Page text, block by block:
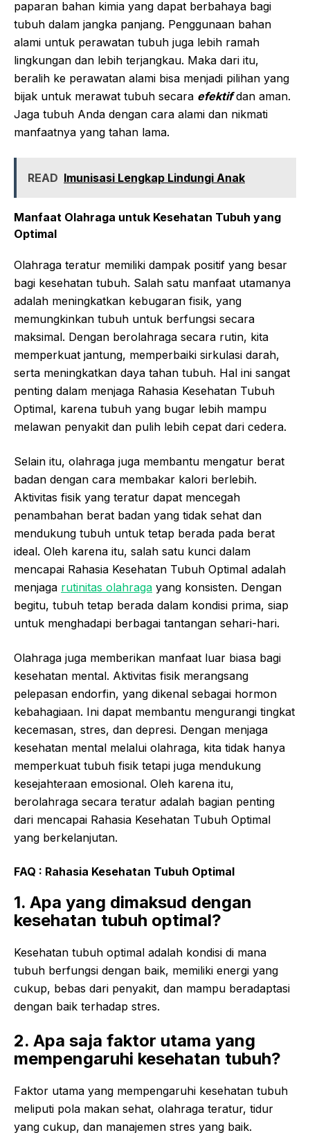
paparan bahan kimia yang dapat berbahaya bagi
tubuh dalam jangka panjang. Penggunaan bahan
alami untuk perawatan tubuh juga lebih ramah
lingkungan dan lebih terjangkau. Maka dari itu,
beralih ke perawatan alami bisa menjadi pilihan yang
bijak untuk merawat tubuh secara efektifdan aman.
Jaga tubuh Anda dengan cara alami dan nikmati
manfaatnya yang tahan lama.
READ Imunisasi Lengkap Lindungi Anak
Manfaat Olahraga untuk Kesehatan Tubuh yang
Optimal
Olahraga teratur memiliki dampak positif yang besar
bagi kesehatan tubuh. Salah satu manfaat utamanya
adalah meningkatkan kebugaran fisik, yang
memungkinkan tubuh untuk berfungsi secara
maksimal. Dengan berolahraga secara rutin, kita
memperkuat jantung, memperbaiki sirkulasi darah,
serta meningkatkan daya tahan tubuh. Hal ini sangat
penting dalam menjaga Rahasia Kesehatan Tubuh
Optimal, karena tubuh yang bugar lebih mampu
melawan penyakit dan pulih lebih cepat dari cedera.
Selain itu, olahraga juga membantu mengatur berat
badan dengan cara membakar kalori berlebih.
Aktivitas fisik yang teratur dapat mencegah
penambahan berat badan yang tidak sehat dan
mendukung tubuh untuk tetap berada pada berat
ideal. Oleh karena itu, salah satu kunci dalam
mencapai Rahasia Kesehatan Tubuh Optimal adalah
menjaga rutinitas olahraga yang konsisten. Dengan
begitu, tubuh tetap berada dalam kondisi prima, siap
untuk menghadapi berbagai tantangan sehari-hari.
Olahraga juga memberikan manfaat luar biasa bagi
kesehatan mental. Aktivitas fisik merangsang
pelepasan endorfin, yang dikenal sebagai hormon
kebahagiaan. Ini dapat membantu mengurangi tingkat
kecemasan, stres, dan depresi. Dengan menjaga
kesehatan mental melalui olahraga, kita tidak hanya
memperkuat tubuh fisik tetapi juga mendukung
kesejahteraan emosional. Oleh karena itu,
berolahraga secara teratur adalah bagian penting
dari mencapai Rahasia Kesehatan Tubuh Optimal
yang berkelanjutan.
FAQ : Rahasia Kesehatan Tubuh Optimal
1. Apa yang dimaksud dengan
kesehatan tubuh optimal?
Kesehatan tubuh optimal adalah kondisi di mana
tubuh berfungsi dengan baik, memiliki energi yang
cukup, bebas dari penyakit, dan mampu beradaptasi
dengan baik terhadap stres.
2. Apa saja faktor utama yang
mempengaruhi kesehatan tubuh?
Faktor utama yang mempengaruhi kesehatan tubuh
meliputi pola makan sehat, olahraga teratur, tidur
yang cukup, dan manajemen stres yang baik.